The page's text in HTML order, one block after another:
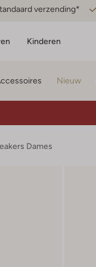
verzending*
Kinderen
Nieuw
Dames